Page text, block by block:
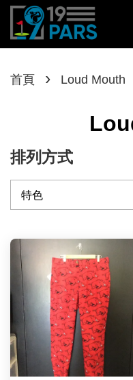
首頁 › Loud Mouth
排列方式